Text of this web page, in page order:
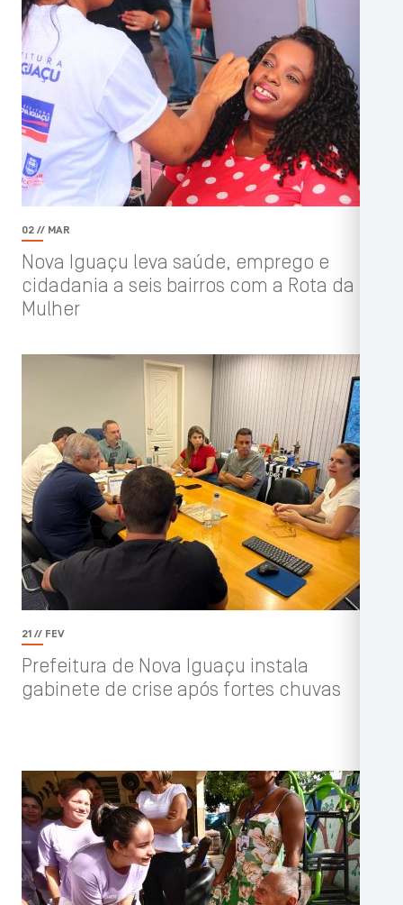
02 // MAR
Nova Iguaçu leva saúde, emprego e
cidadania a seis bairros com a Rota da
Mulher
21 // FEV
Prefeitura de Nova Iguaçu instala
gabinete de crise após fortes chuvas